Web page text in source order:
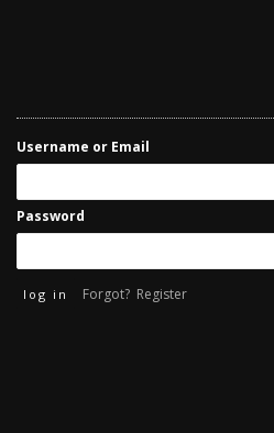
Username or Email
Password
Forgot? Register